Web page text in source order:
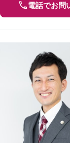
電話でお問